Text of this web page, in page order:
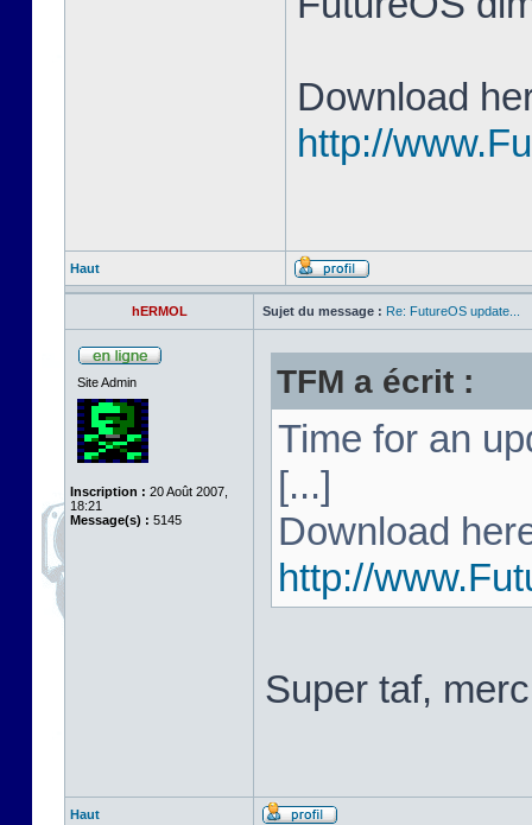
Download
http://
Haut
hERMOL Sujet du message : Re: FutureOS update...
Site Admin
Inscription : 20 Août 2007,
18:21
Message(s) : 5145
TFM a écrit :
Time for an
[...]
Download
http://
Super taf,
Haut